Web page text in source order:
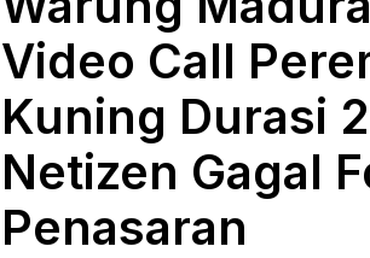
Video Call
Kuning Durasi
Netizen Gagal
Penasaran